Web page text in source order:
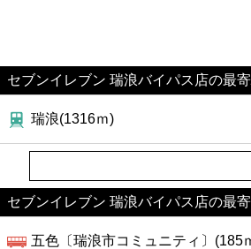
セブンイレブン 瑞浪バイパス店の最
瑞浪(1316ｍ)
セブンイレブン 瑞浪バイパス店の最
五色〔瑞浪市コミュニティ〕(185